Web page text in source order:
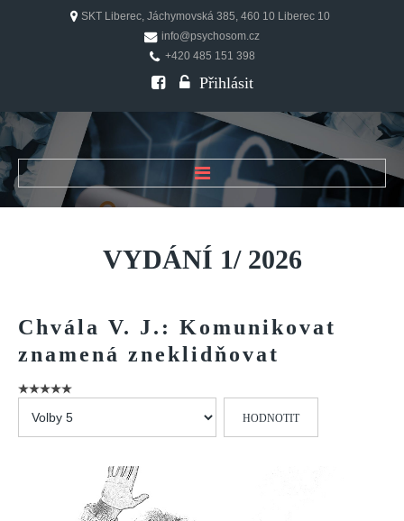
SKT Liberec, Jáchymovská 385, 460 10 Liberec 10
info@psychosom.cz
+420 485 151 398
Přihlásit
ÚVOD
O ČASOPISU
Historie
FAQ
Doporučení
Vydání 1/ 2026
VYDÁNÍ 1/ 2026
Chvála V. J.: Komunikovat
znamená zneklidňovat
prosím